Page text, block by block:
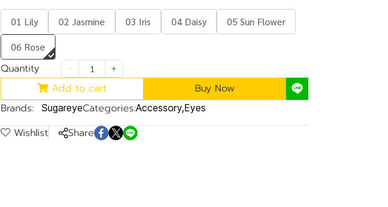
01 Lily 02 Jasmine 03 Iris 04 Daisy
05 Sun Flower
06 Rose
Quantity
Add to cart
Buy Now
Brands:
SugareyeCategories:Accessory,Eyes
Wishlist Share